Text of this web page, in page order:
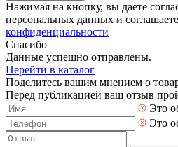
Нажимая на кнопку, вы даете
персональных данных и
конфиденциальности
Спасибо
Данные успешно отправлены.
Перейти в каталог
Поделитесь вашим мнением о
Перед публикацией ваш отзыв
Это
Это